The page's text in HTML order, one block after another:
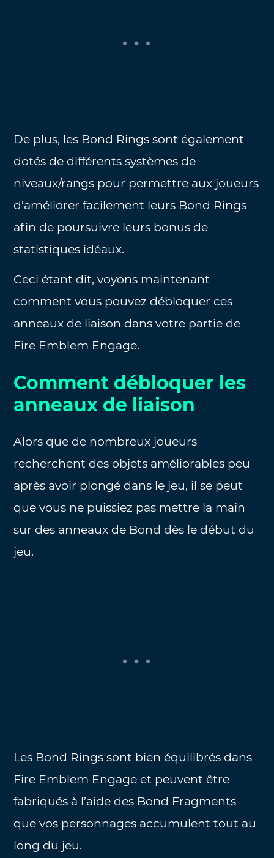
De plus, les Bond Rings sont également
dotés de différents systèmes de
niveaux/rangs pour permettre aux joueurs
d’améliorer facilement leurs Bond Rings
afin de poursuivre leurs bonus de
statistiques idéaux.
Ceci étant dit, voyons maintenant
comment vous pouvez débloquer ces
anneaux de liaison dans votre partie de
Fire Emblem Engage.
Comment débloquer les
anneaux de liaison
Alors que de nombreux joueurs
recherchent des objets améliorables peu
après avoir plongé dans le jeu, il se peut
que vous ne puissiez pas mettre la main
sur des anneaux de Bond dès le début du
jeu.
Les Bond Rings sont bien équilibrés dans
Fire Emblem Engage et peuvent être
fabriqués à l’aide des Bond Fragments
que vos personnages accumulent tout au
long du jeu.